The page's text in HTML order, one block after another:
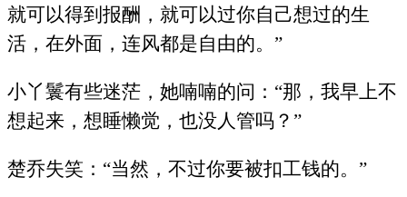
就可以得到报酬，就可以过你自己想过的生
活，在外面，连风都是自由的。”
小丫鬟有些迷茫，她喃喃的问：“那，我早上不
想起来，想睡懒觉，也没人管吗？”
楚乔失笑：“当然，不过你要被扣工钱的。”